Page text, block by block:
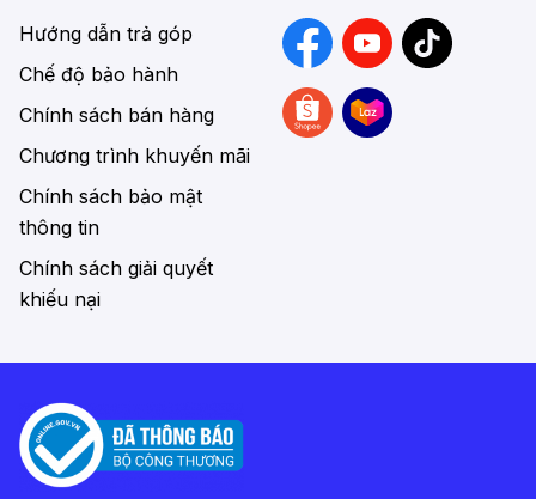
Hướng dẫn trả góp
Chế độ bảo hành
Chính sách bán hàng
Chương trình khuyến mãi
Chính sách bảo mật
thông tin
Chính sách giải quyết
khiếu nại